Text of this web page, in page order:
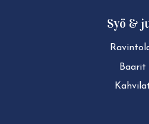
Syö &
Baarit